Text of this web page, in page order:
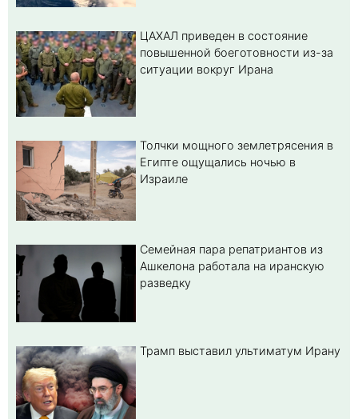
ЦАХАЛ приведен в состояние
повышенной боеготовности из-за
ситуации вокруг Ирана
Толчки мощного землетрясения в
Египте ощущались ночью в
Израиле
Семейная пара репатриантов из
Ашкелона работала на иранскую
разведку
Трамп выставил ультиматум Ирану